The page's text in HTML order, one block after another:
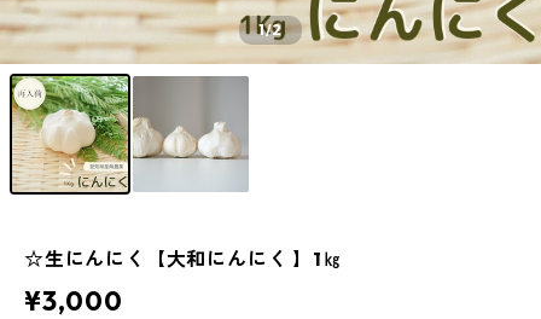
1/2
☆生にんにく【大和にんにく 】1㎏
¥3,000